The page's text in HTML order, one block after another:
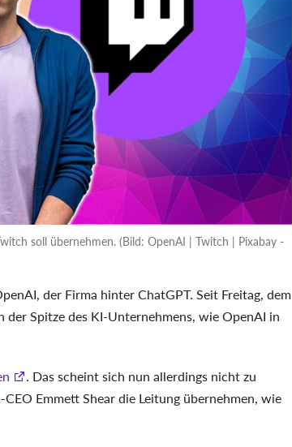
soll übernehmen. (Bild: OpenAI | Twitch | Pixabay -
der Firma hinter ChatGPT. Seit Freitag, dem
Spitze des KI-Unternehmens, wie OpenAI in
. Das scheint sich nun allerdings nicht zu
Emmett Shear die Leitung übernehmen, wie